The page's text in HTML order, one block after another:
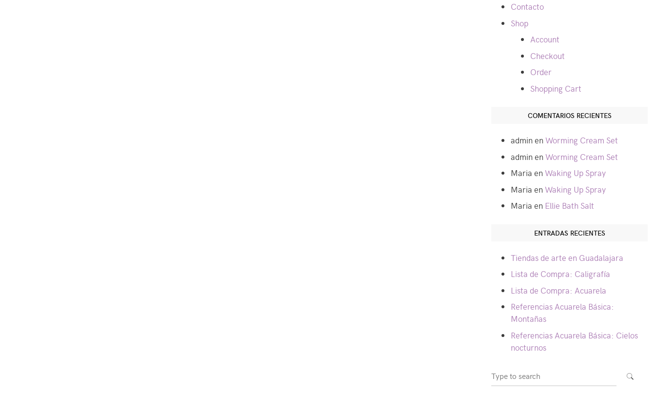
Contacto
Shop
Account
Checkout
Order
Shopping Cart
COMENTARIOS RECIENTES
admin en Worming Cream Set
admin en Worming Cream Set
Maria en Waking Up Spray
Maria en Waking Up Spray
Maria en Ellie Bath Salt
ENTRADAS RECIENTES
Tiendas de arte en Guadalajara
Lista de Compra: Caligrafía
Lista de Compra: Acuarela
Referencias Acuarela Básica:
Montañas
Referencias Acuarela Básica: Cielos
nocturnos
Search
for:
SEARCH